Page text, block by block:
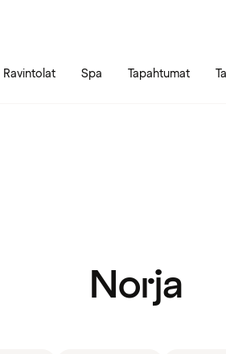
Ravintolat Spa Tapahtumat
Norja